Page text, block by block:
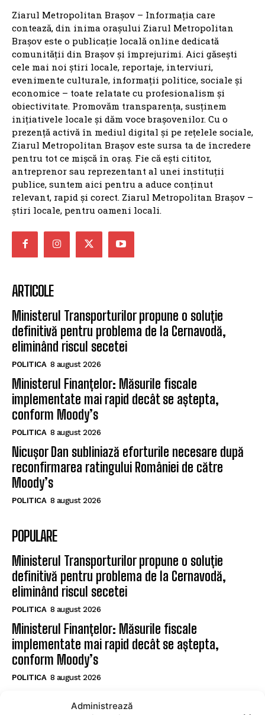
Administrează
Ziarul Metropolitan Brașov – Informația care
contează, din inima orașului Ziarul Metropolitan
Brașov este o publicație locală online dedicată
comunității din Brașov și împrejurimi. Aici găsești
cele mai noi știri locale, reportaje, interviuri,
evenimente culturale, informații politice, sociale și
economice – toate relatate cu profesionalism și
obiectivitate. Promovăm transparența, susținem
inițiativele locale și dăm voce brașovenilor. Cu o
prezență activă în mediul digital și pe rețelele sociale,
Ziarul Metropolitan Brașov este sursa ta de încredere
pentru tot ce mișcă în oraș. Fie că ești cititor,
antreprenor sau reprezentant al unei instituții
publice, suntem aici pentru a aduce conținut
relevant, rapid și corect. Ziarul Metropolitan Brașov –
știri locale, pentru oameni locali.
ARTICOLE
Ministerul Transporturilor propune o soluție
definitivă pentru problema de la Cernavodă,
eliminând riscul secetei
POLITICA 8 august 2026
Ministerul Finanțelor: Măsurile fiscale
implementate mai rapid decât se aștepta,
conform Moody’s
POLITICA 8 august 2026
Nicușor Dan subliniază eforturile necesare după
reconfirmarea ratingului României de către
Moody’s
POLITICA 8 august 2026
POPULARE
Ministerul Transporturilor propune o soluție
definitivă pentru problema de la Cernavodă,
eliminând riscul secetei
POLITICA 8 august 2026
Ministerul Finanțelor: Măsurile fiscale
implementate mai rapid decât se aștepta,
conform Moody’s
POLITICA 8 august 2026